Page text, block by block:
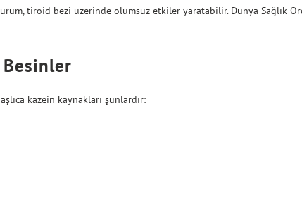
tiroid bezi üzerinde olumsuz etkiler yaratabilir. Dünya Sağlık
Besinler
kazein kaynakları şunlardır: